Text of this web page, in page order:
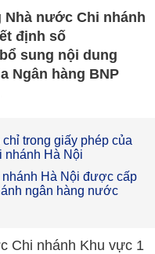
Nhà nước Chi nhánh
định số
sung nội dung
Ngân hàng BNP
trong giấy phép của
nhánh Hà Nội
Hà Nội được cấp
ngân hàng nước
Chi nhánh Khu vực 1